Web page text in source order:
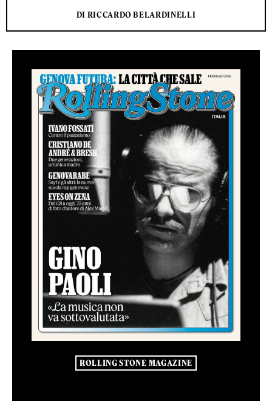
DI RICCARDO BELARDINELLI
ROLLING STONE MAGAZINE